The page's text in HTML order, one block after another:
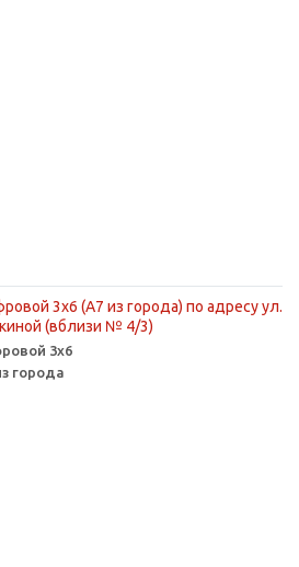
3х6 (А7 из города) по адресу ул.
(вблизи № 4/3)
3х6
города